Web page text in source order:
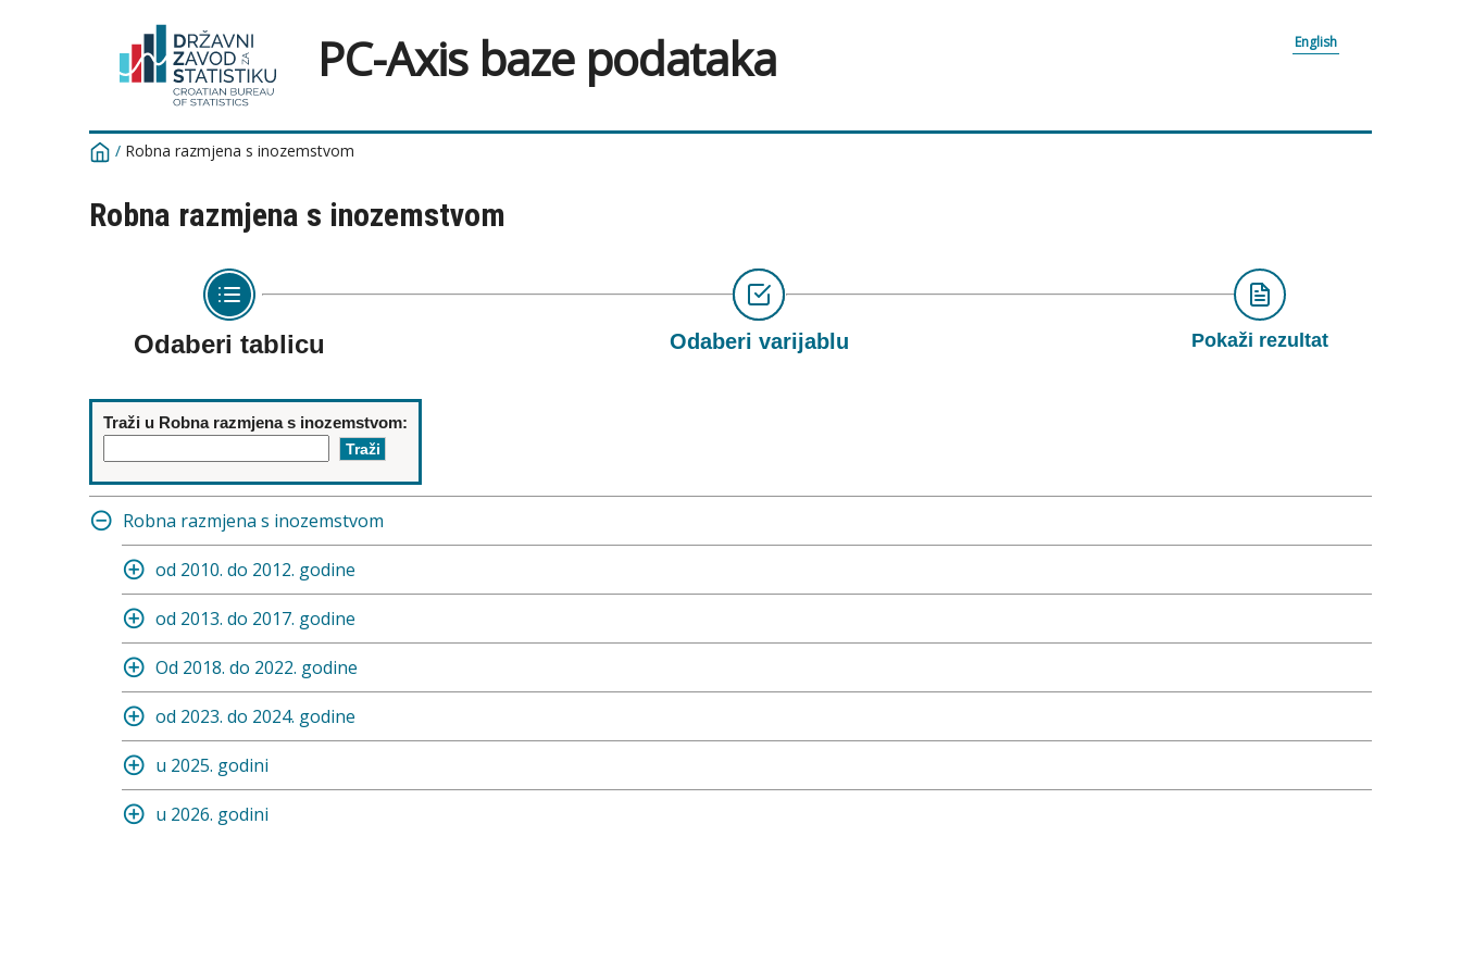
PC-Axis baze podataka English
/ Robna razmjena s inozemstvom
Robna razmjena s inozemstvom
Odaberi tablicu Odaberi varijablu Pokaži rezultat
Traži u Robna razmjena s inozemstvom:
Robna razmjena s inozemstvom
od 2010. do 2012. godine
od 2013. do 2017. godine
Od 2018. do 2022. godine
od 2023. do 2024. godine
u 2025. godini
u 2026. godini